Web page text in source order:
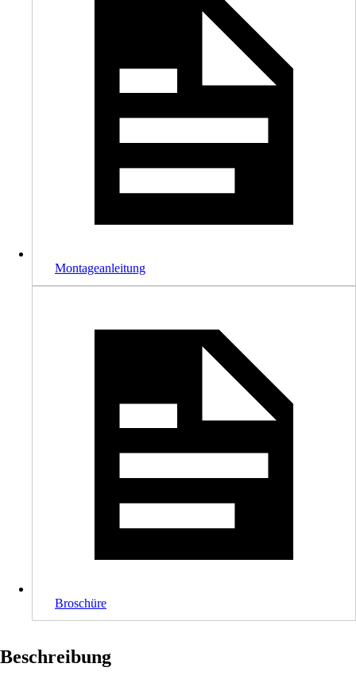
Montageanleitung
Broschüre
Beschreibung